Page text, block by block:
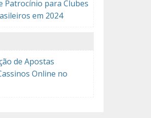
Patrocínio para Clubes
em 2024
de Apostas
Online no